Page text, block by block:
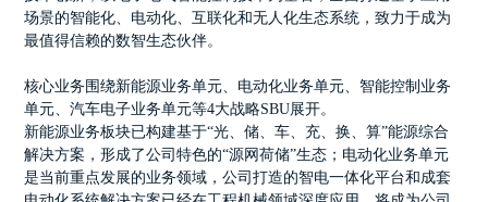
场景的智能化、电动化、互联化和无人化生态系统，致力于成为
最值得信赖的数智生态伙伴。
核心业务围绕新能源业务单元、电动化业务单元、智能控制业务
单元、汽车电子业务单元等4大战略SBU展开。
新能源业务板块已构建基于“光、储、车、充、换、算”能源综合
解决方案，形成了公司特色的“源网荷储”生态；电动化业务单元
是当前重点发展的业务领域，公司打造的智电一体化平台和成套